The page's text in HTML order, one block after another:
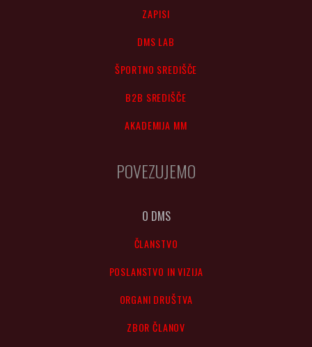
ZAPISI
DMS LAB
ŠPORTNO SREDIŠČE
B2B SREDIŠČE
AKADEMIJA MM
POVEZUJEMO
O DMS
ČLANSTVO
POSLANSTVO IN VIZIJA
ORGANI DRUŠTVA
ZBOR ČLANOV